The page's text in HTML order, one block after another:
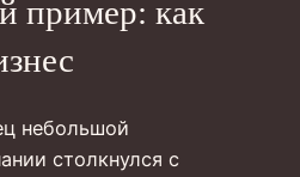
пример: как
небольшой
столкнулся с